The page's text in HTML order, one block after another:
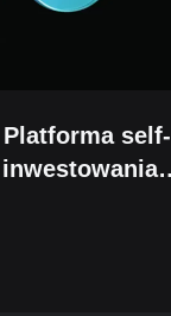
self-
i